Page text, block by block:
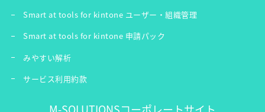
Smart at tools for kintone ユーザー・組織管理
Smart at tools for kintone 申請パック
みやすい解析
サービス利用約款